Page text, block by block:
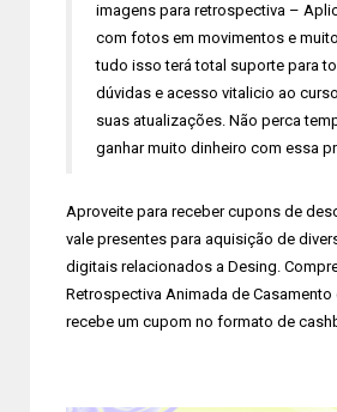
imagens para retrospectiva –
com fotos em movimentos e
tudo isso terá total suporte para
dúvidas e acesso vitalicio ao
suas atualizações. Não perca
ganhar muito dinheiro com essa
Aproveite para receber cupons de
vale presentes para aquisição de
digitais relacionados a Desing.
Retrospectiva Animada de Casamento
recebe um cupom no formato de